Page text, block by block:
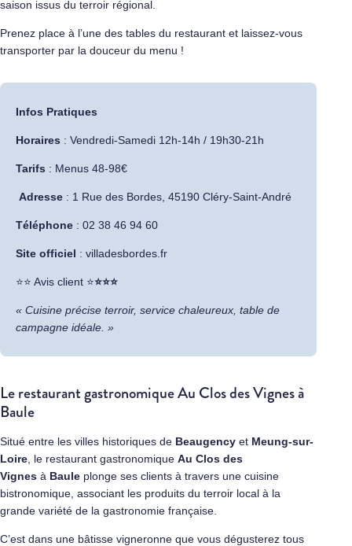
saison issus du terroir régional.
Prenez place à l’une des tables du restaurant et laissez-vous
transporter par la douceur du menu !
Infos Pratiques
Horaires : Vendredi-Samedi 12h-14h / 19h30-21h
Tarifs : Menus 48-98€
Adresse : 1 Rue des Bordes, 45190 Cléry-Saint-André
Téléphone : 02 38 46 94 60
Site officiel : villadesbordes.fr
​⭐⭐ Avis client ⭐⭐⭐⭐
« Cuisine précise terroir, service chaleureux, table de
campagne idéale. »
Le restaurant gastronomique Au Clos des Vignes à
Baule
Situé entre les villes historiques de Beaugency et Meung-sur-
Loire , le restaurant gastronomique Au Clos des
Vignes à Baule plonge ses clients à travers une cuisine
bistronomique, associant les produits du terroir local à la
grande variété de la gastronomie française.
C’est dans une bâtisse vigneronne que vous dégusterez tous